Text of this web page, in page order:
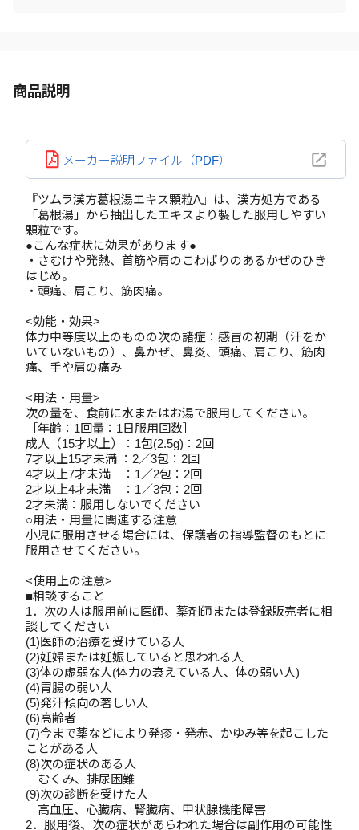
商品説明
メーカー説明ファイル（PDF）
『ツムラ漢方葛根湯エキス顆粒A』は、漢方処方である
「葛根湯」から抽出したエキスより製した服用しやすい
顆粒です。
●こんな症状に効果があります●
・さむけや発熱、首筋や肩のこわばりのあるかぜのひき
はじめ。
・頭痛、肩こり、筋肉痛。
<効能・効果>
体力中等度以上のものの次の諸症：感冒の初期（汗をか
いていないもの）、鼻かぜ、鼻炎、頭痛、肩こり、筋肉
痛、手や肩の痛み
<用法・用量>
次の量を、食前に水またはお湯で服用してください。
［年齢：1回量：1日服用回数］
成人（15才以上）：1包(2.5g)：2回
7才以上15才未満 ：2／3包：2回
4才以上7才未満 ：1／2包：2回
2才以上4才未満 ：1／3包：2回
2才未満：服用しないでください
○用法・用量に関連する注意
小児に服用させる場合には、保護者の指導監督のもとに
服用させてください。
<使用上の注意>
■相談すること
1．次の人は服用前に医師、薬剤師または登録販売者に相
談してください
(1)医師の治療を受けている人
(2)妊婦または妊娠していると思われる人
(3)体の虚弱な人(体力の衰えている人、体の弱い人)
(4)胃腸の弱い人
(5)発汗傾向の著しい人
(6)高齢者
(7)今まで薬などにより発疹・発赤、かゆみ等を起こした
ことがある人
(8)次の症状のある人
むくみ、排尿困難
(9)次の診断を受けた人
高血圧、心臓病、腎臓病、甲状腺機能障害
2．服用後、次の症状があらわれた場合は副作用の可能性